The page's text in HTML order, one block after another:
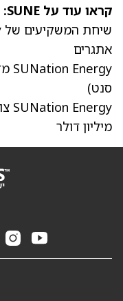
קראו עוד על SUNE:
אתגרים
סנט)
מיליון דולר